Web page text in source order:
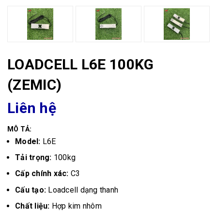
LOADCELL L6E 100KG
(ZEMIC)
Liên hệ
MÔ TẢ:
Model: L6E
Tải trọng: 100kg
Cấp chính xác: C3
Cấu tạo: Loadcell dạng thanh
Chất liệu: Hợp kim nhôm